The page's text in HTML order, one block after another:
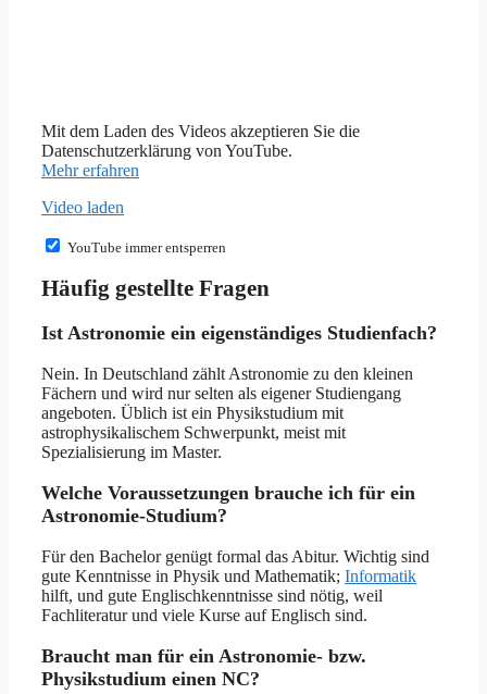
Mit dem Laden des Videos akzeptieren Sie die
Datenschutzerklärung von YouTube.
Mehr erfahren
Video laden
YouTube immer entsperren
Häufig gestellte Fragen
Ist Astronomie ein eigenständiges Studienfach?
Nein. In Deutschland zählt Astronomie zu den kleinen
Fächern und wird nur selten als eigener Studiengang
angeboten. Üblich ist ein Physikstudium mit
astrophysikalischem Schwerpunkt, meist mit
Spezialisierung im Master.
Welche Voraussetzungen brauche ich für ein
Astronomie-Studium?
Für den Bachelor genügt formal das Abitur. Wichtig sind
gute Kenntnisse in Physik und Mathematik; Informatik
hilft, und gute Englischkenntnisse sind nötig, weil
Fachliteratur und viele Kurse auf Englisch sind.
Braucht man für ein Astronomie- bzw.
Physikstudium einen NC?